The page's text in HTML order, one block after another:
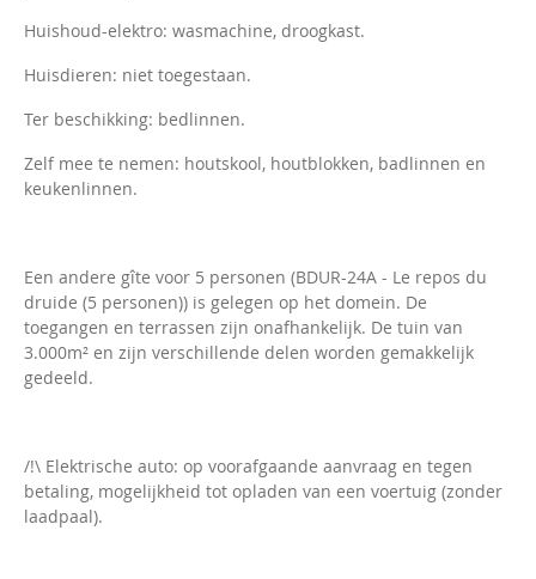
Huishoud-elektro: wasmachine, droogkast.
Huisdieren: niet toegestaan.
Ter beschikking: bedlinnen.
Zelf mee te nemen: houtskool, houtblokken, badlinnen en
keukenlinnen.
Een andere gîte voor 5 personen (BDUR-24A - Le repos du
druide (5 personen)) is gelegen op het domein. De
toegangen en terrassen zijn onafhankelijk. De tuin van
3.000m² en zijn verschillende delen worden gemakkelijk
gedeeld.
/!\ Elektrische auto: op voorafgaande aanvraag en tegen
betaling, mogelijkheid tot opladen van een voertuig (zonder
laadpaal).